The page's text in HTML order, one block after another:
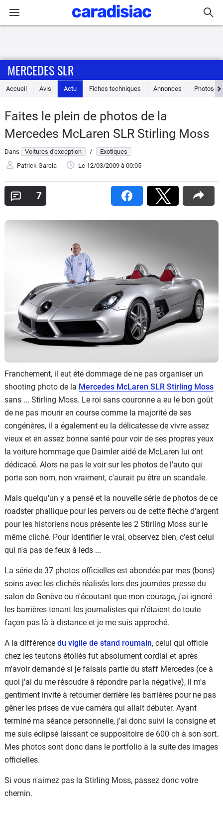
Accueil
Essais
Guide
d'achat
Electriques
Utilitaires
Forum
Moto
MERCEDES SLR
Accueil Avis Actu Fiches techniques Annonces Photos
Faites le plein de photos de la
Mercedes McLaren SLR Stirling Moss
Dans Voitures d'exception /
Exotiques
Patrick Garcia
Le 12/03/2009 à 00:05
7
Franchement, il eut été dommage de ne pas organiser un
shooting photo de la Mercedes McLaren SLR Stirling Moss
sans ... Stirling Moss. Le roi sans couronne a eu le bon goût
de ne pas mourir en course comme la majorité de ses
congénères, il a également eu la délicatesse de vivre assez
vieux et en assez bonne santé pour voir de ses propres yeux
la voiture hommage que Daimler aidé de McLaren lui ont
dédicacé. Alors ne pas le voir sur les photos de l'auto qui
porte son nom, non vraiment, c'aurait pu être un scandale.
Mais quelqu'un y a pensé et la nouvelle série de photos de ce
roadster phallique pour les pervers ou de cette flèche d'argent
pour les historiens nous présente les 2 Stirling Moss sur le
même cliché. Pour identifier le vrai, observez bien, c'est celui
qui n'a pas de feux à leds ...
La série de 37 photos officielles est abondée par mes (bons)
soins avec les clichés réalisés lors des journées presse du
salon de Genève ou n'écoutant que mon courage, j'ai ignoré
les barrières tenant les journalistes qui n'étaient de toute
façon pas là à distance et je me suis approché.
A la différence du vigile de stand roumain, celui qui officie
chez les teutons étoilés fut absolument cordial et après
m'avoir demandé si je faisais partie du staff Mercedes (ce à
quoi j'ai du me résoudre à répondre par la négative), il m'a
gentiment invité à retourner derrière les barrières pour ne pas
gêner les prises de vue caméra qui allait débuter. Ayant
terminé ma séance personnelle, j'ai donc suivi la consigne et
me suis éclipsé laissant ce suppositoire de 600 ch à son sort.
Mes photos sont donc dans le portfolio à la suite des images
officielles.
Si vous n'aimez pas la Stirling Moss, passez donc votre
chemin.